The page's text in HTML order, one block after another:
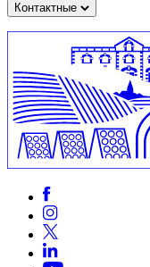
Контактные